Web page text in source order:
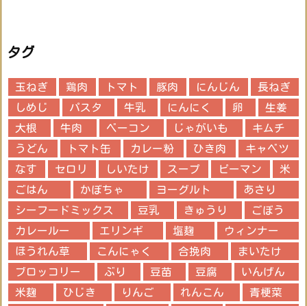
タグ
玉ねぎ 鶏肉 トマト 豚肉 にんじん
長ねぎ
しめじ
パスタ 牛乳 にんにく 卵
生姜
大根
牛肉 ベーコン じゃがいも
キムチ
うどん
トマト缶 カレー粉 ひき肉
キャベツ
なす
セロリ しいたけ スープ ピーマン
米
ごはん
かぼちゃ ヨーグルト
あさり
シーフードミックス
豆乳 きゅうり
ごぼう
カレールー
エリンギ 塩麹
ウィンナー
ほうれん草
こんにゃく 合挽肉
まいたけ
ブロッコリー
ぶり 豆苗 豆腐
いんげん
米麹
ひじき りんご れんこん
青梗菜